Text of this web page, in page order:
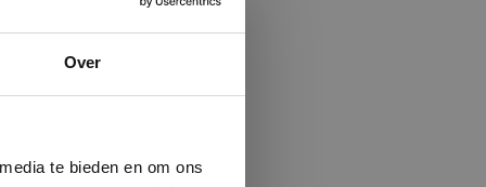
Over
te bieden en om ons
×
van